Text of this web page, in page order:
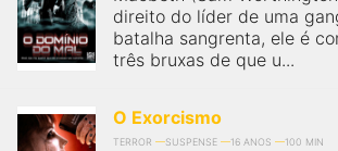
direito do líder de uma
batalha sangrenta, ele é
três bruxas de que u...
O Exorcismo
TERROR SUSPENSE 16 ANOS 100 MIN